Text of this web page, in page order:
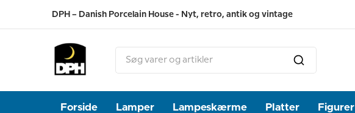
DPH – Danish Porcelain House - Nyt, retro, antik og vintage
Forside Lamper Lampeskærme Platter Figurer